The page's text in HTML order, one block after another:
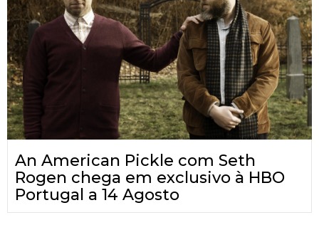
An American Pickle com Seth
Rogen chega em exclusivo à HBO
Portugal a 14 Agosto